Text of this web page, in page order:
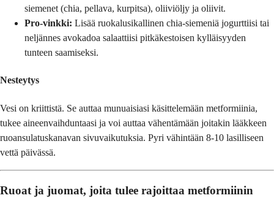
siemenet (chia, pellava, kurpitsa), oliiviöljy ja oliivit.
Pro-vinkki: Lisää ruokalusikallinen chia-siemeniä jogurttiisi tai
neljännes avokadoa salaattiisi pitkäkestoisen kylläisyyden
tunteen saamiseksi.
Nesteytys
Vesi on kriittistä. Se auttaa munuaisiasi käsittelemään metformiinia,
tukee aineenvaihduntaasi ja voi auttaa vähentämään joitakin lääkkeen
ruoansulatuskanavan sivuvaikutuksia. Pyri vähintään 8-10 lasilliseen
vettä päivässä.
Ruoat ja juomat, joita tulee rajoittaa metformiinin